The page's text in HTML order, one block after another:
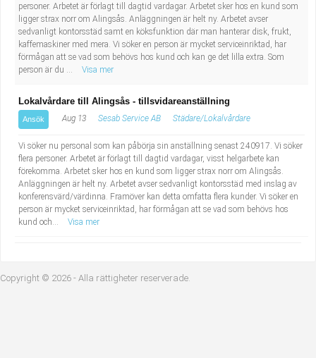
Hälso- och sjukvård
Industriell tillverkning
Kropps- och skönhetsvård
Kultur, media, design
Militärt arbete
Naturbruk
Personlig assistent
Behandlingsassistent/Socialpedagog
Budbilsförare
Tidningsbud/Tidningsdistributör
Lärare i fritidshem/Fritidspedagog
Taxiförare/Taxichaufför
personer. Arbetet är förlagt till dagtid vardagar. Arbetet sker hos en kund som
ligger strax norr om Alingsås. Anläggningen är helt ny. Arbetet avser
sedvanligt kontorsstäd samt en köksfunktion där man hanterar disk, frukt,
kaffemaskiner med mera. Vi söker en person är mycket serviceinriktad, har
förmågan att se vad som behövs hos kund och kan ge det lilla extra. Som
person är du ...
Visa mer
Lokalvårdare till Alingsås - tillsvidareanställning
Ansök Aug 13 Sesab Service AB Städare/Lokalvårdare
Vi söker nu personal som kan påbörja sin anställning senast 240917. Vi söker
flera personer. Arbetet är förlagt till dagtid vardagar, visst helgarbete kan
förekomma. Arbetet sker hos en kund som ligger strax norr om Alingsås.
Anläggningen är helt ny. Arbetet avser sedvanligt kontorsstäd med inslag av
konferensvärd/värdinna. Framöver kan detta omfatta flera kunder. Vi söker en
person är mycket serviceinriktad, har förmågan att se vad som behövs hos
kund och...
Visa mer
Copyright © 2026 - Alla rättigheter reserverade.